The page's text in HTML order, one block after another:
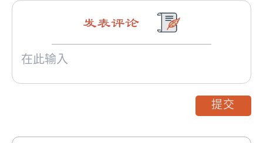
发表评论
提交